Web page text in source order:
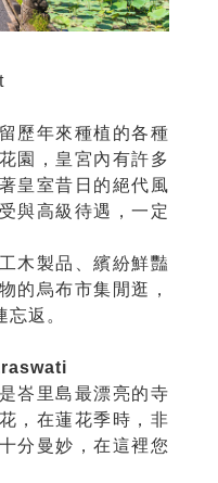
歷年來種植的各種
園，皇宮內有許多
皇室昔日的絕代風
與高級待遇，一定
木製品、繽紛鮮豔
的烏布市集閒逛，
返。
峇里島最漂亮的寺
，在蓮花季時，非
分曼妙，在這裡您